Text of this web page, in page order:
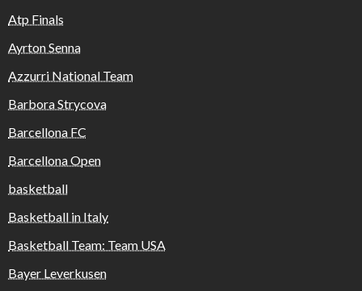
Atp Finals
Ayrton Senna
Azzurri National Team
Barbora Strycova
Barcellona FC
Barcellona Open
basketball
Basketball in Italy
Basketball Team: Team USA
Bayer Leverkusen